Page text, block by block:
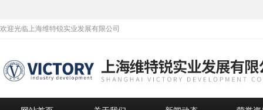
欢迎光临上海维特锐实业发展有限公司